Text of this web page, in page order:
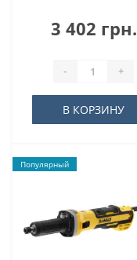
3 402 грн.
- +
В КОРЗИНУ
Популярный